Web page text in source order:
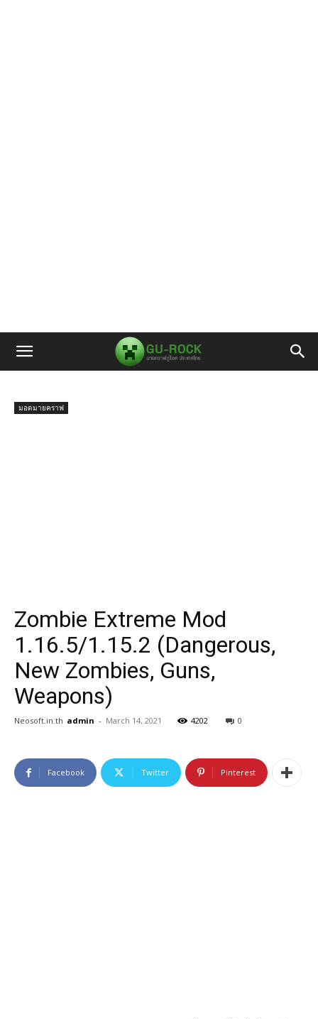
มอดมายคราฟ
Zombie Extreme Mod
1.16.5/1.15.2 (Dangerous,
New Zombies, Guns,
Weapons)
Neosoft.in.th admin - March 14, 2021 4202 0
Facebook Twitter Pinterest